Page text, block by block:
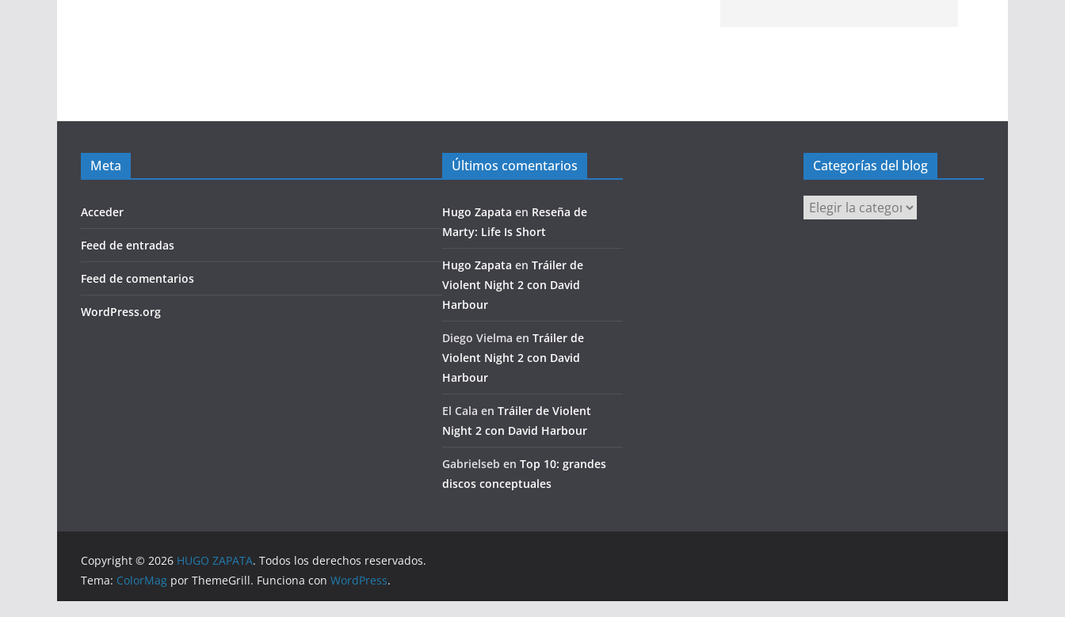
Meta
Acceder
Feed de entradas
Feed de comentarios
WordPress.org
Últimos comentarios
Hugo Zapata en Reseña de
Marty: Life Is Short
Hugo Zapata en Tráiler de
Violent Night 2 con David
Harbour
Diego Vielma en Tráiler de
Violent Night 2 con David
Harbour
El Cala en Tráiler de Violent
Night 2 con David Harbour
Gabrielseb en Top 10: grandes
discos conceptuales
Categorías del blog
Categorías
del
Copyright © 2026 HUGO ZAPATA. Todos los derechos reservados.
Tema: ColorMag por ThemeGrill. Funciona con WordPress.